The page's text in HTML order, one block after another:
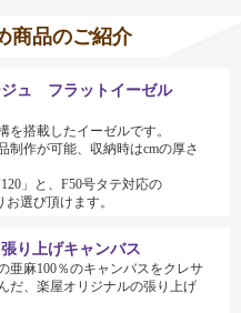
商品のご紹介
ュ フラットイーゼル
を搭載したイーゼルです。
制作が可能、収納時はcmの厚さ
」と、F50号タテ対応の
お選び頂けます。
り上げキャンバス
亜麻100％のキャンバスをクレサ
だ、楽屋オリジナルの張り上げ